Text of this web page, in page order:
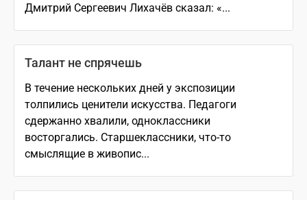
Дмитрий Сергеевич Лихачёв сказал: «...
Талант не спрячешь
В течение нескольких дней у экспозиции
толпились ценители искусства. Педагоги
сдержанно хвалили, одноклассники
восторгались. Старшеклассники, что-то
смыслящие в живопис...